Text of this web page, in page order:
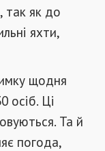
так як до
яхти,
щодня
осіб. Ці
Та й
погода,